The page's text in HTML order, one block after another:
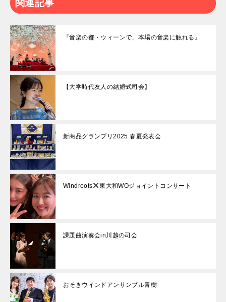
関連記事
『音楽の都・ウィーンで、本場の音楽に触れる』
【大学時代友人の結婚式司会】
新商品グランプリ2025 春夏発表会
Windroots 東大和WOジョイントコンサート
課題曲演奏会in川越の司会
おそきウインドアンサンブル青樹